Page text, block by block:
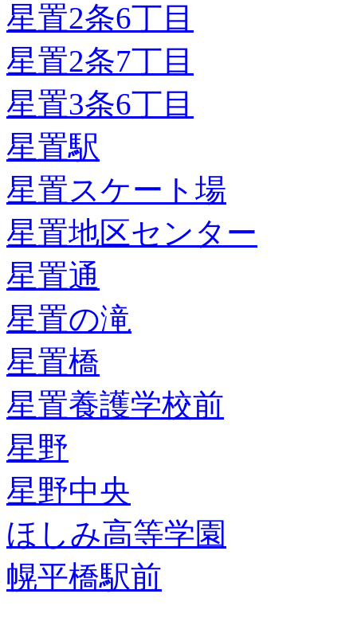
星置2条6丁目
星置2条7丁目
星置3条6丁目
星置駅
星置スケート場
星置地区センター
星置通
星置の滝
星置橋
星置養護学校前
星野
星野中央
ほしみ高等学園
幌平橋駅前